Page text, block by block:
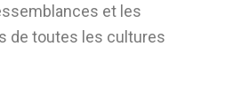
et les
de toutes les cultures